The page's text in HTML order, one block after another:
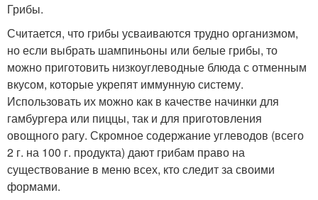
Грибы.
Считается, что грибы усваиваются трудно организмом,
но если выбрать шампиньоны или белые грибы, то
можно приготовить низкоуглеводные блюда с отменным
вкусом, которые укрепят иммунную систему.
Использовать их можно как в качестве начинки для
гамбургера или пиццы, так и для приготовления
овощного рагу. Скромное содержание углеводов (всего
2 г. на 100 г. продукта) дают грибам право на
существование в меню всех, кто следит за своими
формами.